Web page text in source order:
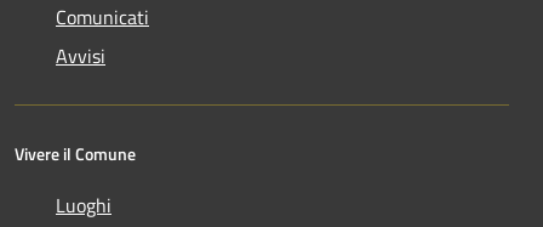
Comunicati
Avvisi
Vivere il Comune
Luoghi